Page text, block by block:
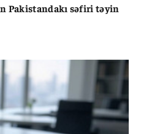
Pakistandakı səfiri təyin